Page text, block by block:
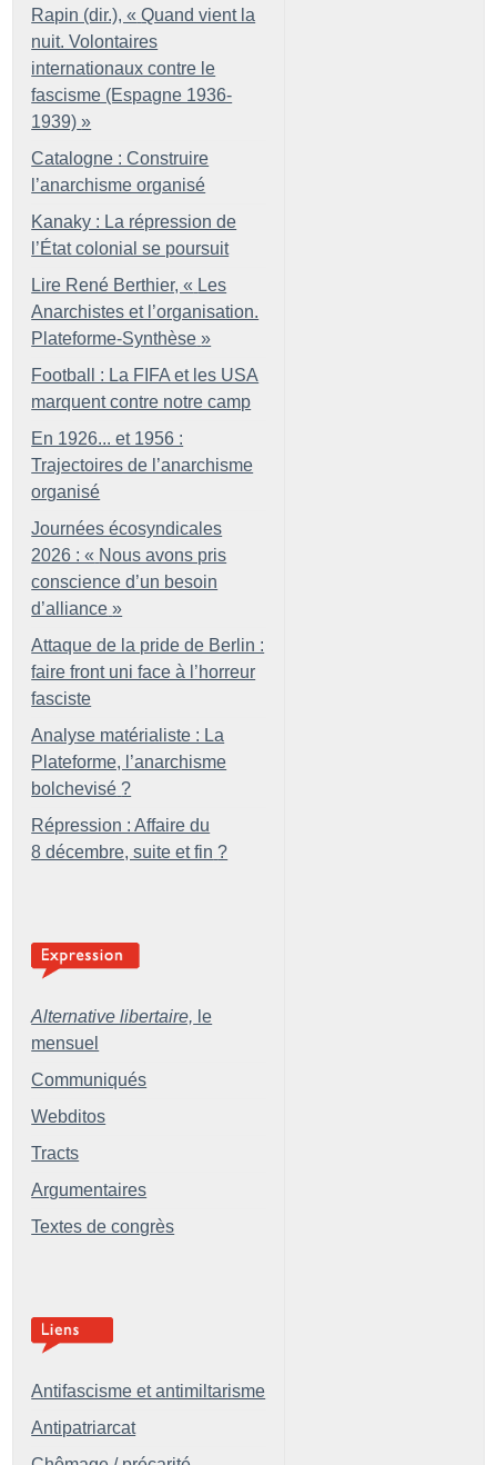
Rapin (dir.), « Quand vient la
nuit. Volontaires
internationaux contre le
fascisme (Espagne 1936-
1939) »
Catalogne : Construire
l’anarchisme organisé
Kanaky : La répression de
l’État colonial se poursuit
Lire René Berthier, « Les
Anarchistes et l’organisation.
Plateforme-Synthèse »
Football : La FIFA et les USA
marquent contre notre camp
En 1926... et 1956 :
Trajectoires de l’anarchisme
organisé
Journées écosyndicales
2026 : « Nous avons pris
conscience d’un besoin
d’alliance »
Attaque de la pride de Berlin :
faire front uni face à l’horreur
fasciste
Analyse matérialiste : La
Plateforme, l’anarchisme
bolchevisé ?
Répression : Affaire du
8 décembre, suite et fin ?
Alternative libertaire, le
mensuel
Communiqués
Webditos
Tracts
Argumentaires
Textes de congrès
Antifascisme et antimiltarisme
Antipatriarcat